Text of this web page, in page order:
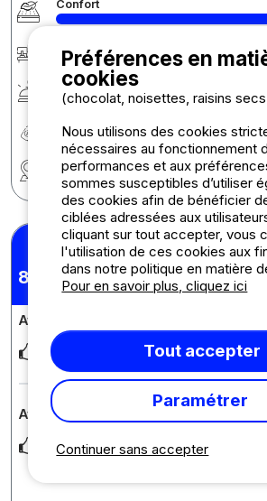
Confort
Services
Rapport qualité/prix
Région
8,88/10
William S.
Posté le 15/07/2026
Séjour : 05/07/2026 -
12/07/2026
Avis sur le camping :
Le cadre exceptionnel, la proximité des
Avis sur l'hébergement : Lodge VIP
Esprit cabane dans les bois, les cigales,
Genial!!!! Trés confortable!!!!
Continuer sans accepter
Préférences en
cookies
(chocolat, noisettes, raisins
Nous utilisons des cookies
nécessaires au fonctionnement
performances et aux
sommes susceptibles d’utiliser
des cookies afin de bénéficier
ciblées adressées aux
cliquant sur tout accepter, vous
l'utilisation de ces cookies aux
dans notre politique en matière
Pour en savoir plus, cliquez ici
Tout accepter
Paramétrer